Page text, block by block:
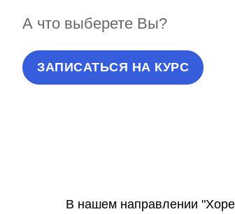
А что выберете Вы?
ЗАПИСАТЬСЯ НА КУРС
В нашем направлении